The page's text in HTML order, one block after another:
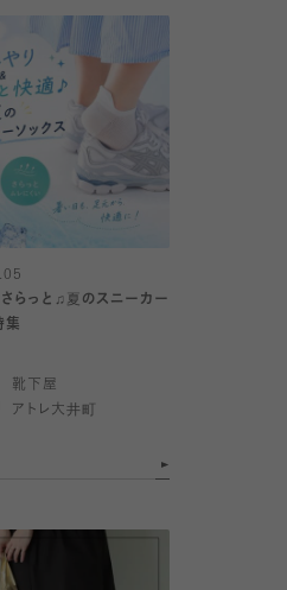
さらっと♫夏のスニーカー
集
靴下屋
アトレ大井町